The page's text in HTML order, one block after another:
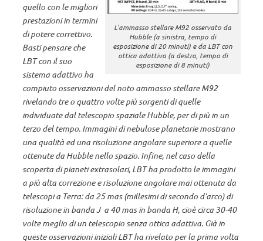
L'ammasso stellare M92 osservato da
Hubble (a sinistra, tempo di
esposizione di 20 minuti) e da LBT con
ottica adattiva (a destra, tempo di
esposizione di 8 minuti)
quello con le migliori
prestazioni in termini
di potere correttivo.
Basti pensare che
LBT con il suo
sistema adattivo ha
compiuto osservazioni del noto ammasso stellare M92
rivelando tre o quattro volte più sorgenti di quelle
individuate dal telescopio spaziale Hubble, per di più in un
terzo del tempo. Immagini di nebulose planetarie mostrano
una qualità ed una risoluzione angolare superiore a quelle
ottenute da Hubble nello spazio. Infine, nel caso della
scoperta di pianeti extrasolari, LBT ha prodotto le immagini
a più alta correzione e risoluzione angolare mai ottenuta da
telescopi a Terra: da 25 mas (millesimi di secondo d’arco) di
risoluzione in banda J a 40 mas in banda H, cioè circa 30-40
volte meglio di un telescopio senza ottica adattiva. Già in
queste osservazioni iniziali LBT ha rivelato per la prima volta